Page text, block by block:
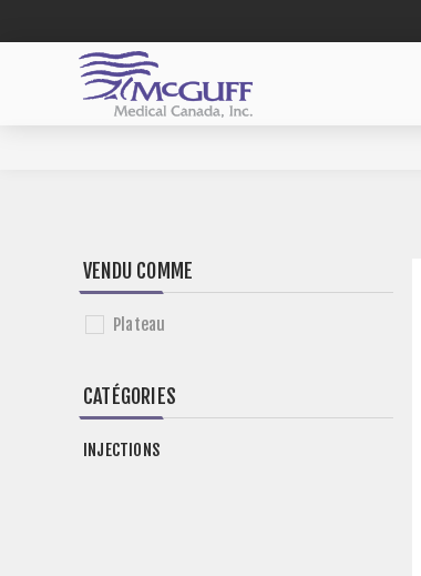
VENDU COMME
Plateau
CATÉGORIES
INJECTIONS